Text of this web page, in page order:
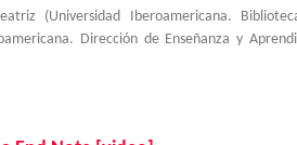
(Universidad Iberoamericana.
Dirección de Enseñanza y